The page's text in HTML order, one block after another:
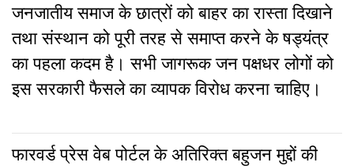
जनजातीय समाज के छात्रों को बाहर का रास्ता दिखाने
तथा संस्थान को पूरी तरह से समाप्त करने के षड्यंत्र
का पहला कदम है। सभी जागरूक जन पक्षधर लोगों को
इस सरकारी फैसले का व्यापक विरोध करना चाहिए।
फारवर्ड प्रेस वेब पोर्टल के अतिरिक्‍त बहुजन मुद्दों की